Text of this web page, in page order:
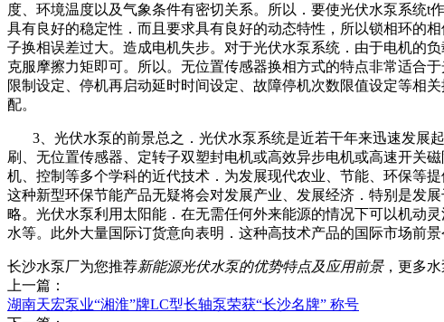
度、环境温度以及气象条件有密切关系。所以．要使光伏水泵系统
具有良好的稳定性．而且要求具有良好的动态特性，所以锁相环的
子换相误差过大。造成电机失步。对于光伏水泵系统．由于电机的
克服摩擦力矩即可。所以。无位置传感器换相方式的特点非常适合
限制设定、停机再启动延时时间设定、故障停机次数限值设定等相
配。
3、光伏水泵的前景总之．光伏水泵系统是近若干年来迅速发展
刷、无位置传感器、定转子双塑封电机或高效异步电机或高速开关
机、控制等多个学科的近代技术．为发展现代农业、节能、环保等
这种新型环保节能产品无疑将会对发展产业、发展经济．特别是发
略。光伏水泵利用太阳能．在无需任何外来能源的情况下可以机动
水等。此外大量国际订货意向表明．这种高技术产品的国际市场前
长沙水泵厂为您推荐新能源光伏水泵的优势特点及应用前景，更多
上一篇：
湖南天宏泵业“湘淮”牌LC型长轴泵荣获“长沙名牌” 称号